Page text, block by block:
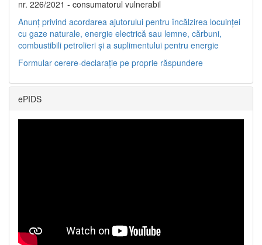
nr. 226/2021 - consumatorul vulnerabil
Anunț privind acordarea ajutorului pentru încălzirea locuinței
cu gaze naturale, energie electrică sau lemne, cărbuni,
combustibili petrolieri și a suplimentului pentru energie
Formular cerere-declarație pe proprie răspundere
ePIDS